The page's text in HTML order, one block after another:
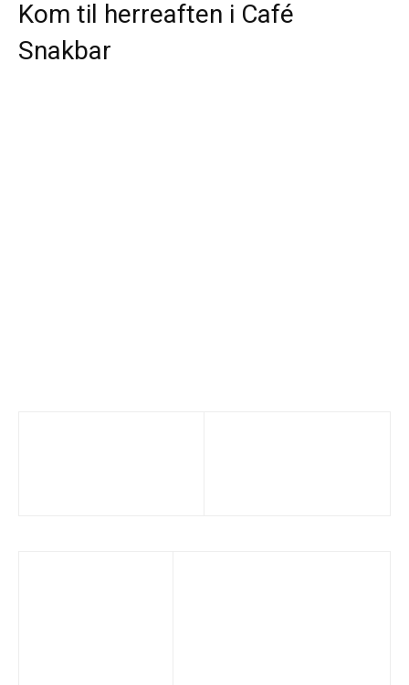
Kom til herreaften i Café
Snakbar